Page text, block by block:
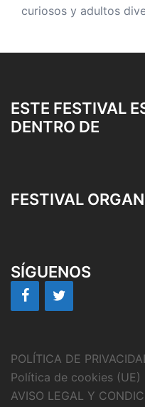
curiosos y adultos
ESTE FESTIVAL
DENTRO DE
FESTIVAL
SÍGUENOS
POLÍTICA DE
Política de cookies (UE)
AVISO LEGAL Y